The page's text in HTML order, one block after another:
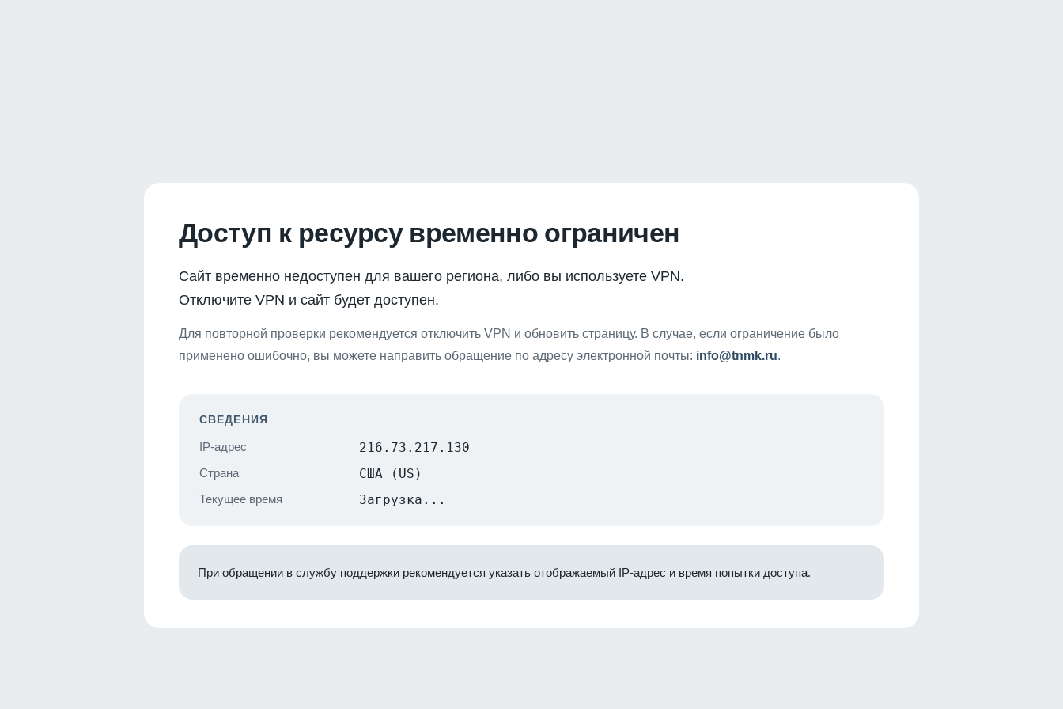
Доступ к ресурсу временно ограничен
Сайт временно недоступен для вашего региона, либо вы используете VPN.
Отключите VPN и сайт будет доступен.
Для повторной проверки рекомендуется отключить VPN и обновить страницу. В случае, если ограничение было
применено ошибочно, вы можете направить обращение по адресу электронной почты: info@tnmk.ru.
СВЕДЕНИЯ
IP-адрес 216.73.217.130
Страна США (US)
Текущее время Загрузка...
При обращении в службу поддержки рекомендуется указать отображаемый IP-адрес и время попытки доступа.